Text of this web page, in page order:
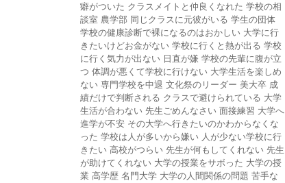
癖がついた クラスメイトと仲良くなれた 学校の相
談室 農学部 同じクラスに元彼がいる 学生の団体
学校の健康診断で裸になるのはおかしい 大学に行
きたいけどお金がない 学校に行くと熱が出る 学校
に行く気力が出ない 日直が嫌 学校の先輩に腹が立
つ 体調が悪くて学校に行けない 大学生活を楽しめ
ない 専門学校を中退 文化祭のリーダー 美大卒 成
績だけで判断される クラスで避けられている 大学
生活が合わない 先生ごめんなさい 面接練習 大学へ
進学が不安 その大学へ行きたいのかわからなくな
った 学校は人が多いから嫌い 人が少ない学校に行
きたい 高校がつらい 先生が何もしてくれない 先生
が助けてくれない 大学の授業をサボった 大学の授
業 高学歴 名門大学 大学の人間関係の問題 苦手な